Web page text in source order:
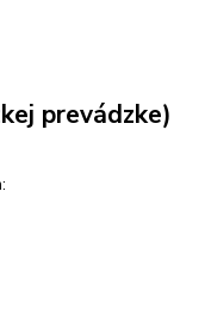
prevádzke)